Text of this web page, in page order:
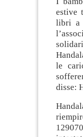
estive
libri a
le
disse: